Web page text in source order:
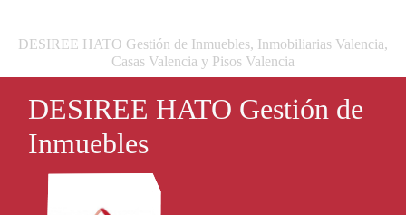
DESIREE HATO Gestión de Inmuebles, Inmobiliarias Valencia,
Casas Valencia y Pisos Valencia
DESIREE HATO Gestión de
Inmuebles